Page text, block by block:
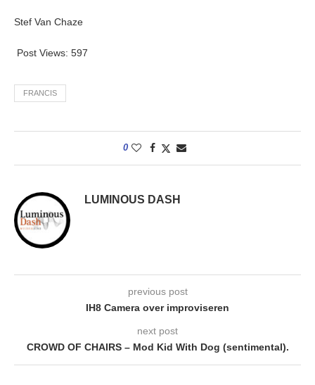
Stef Van Chaze
Post Views: 597
FRANCIS
0
LUMINOUS DASH
previous post
IH8 Camera over improviseren
next post
CROWD OF CHAIRS – Mod Kid With Dog (sentimental).